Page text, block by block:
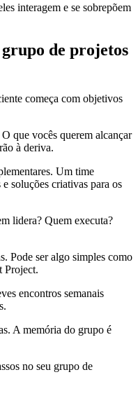
interagem e se sobrepõem
de projetos
começa com objetivos
que vocês querem alcançar
à deriva.
Um time
soluções criativas para os
lidera? Quem executa?
Pode ser algo simples como
Project.
encontros semanais
A memória do grupo é
no seu grupo de